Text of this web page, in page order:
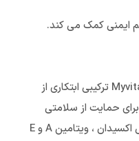
مولتی ویتامینMyvitamins Alpha Men ترکیبی ابتکاری از
حمایت از سلامتی
انسان طراحی شده است.حاوی آنتی اکسیدان ، ویتامین A و E